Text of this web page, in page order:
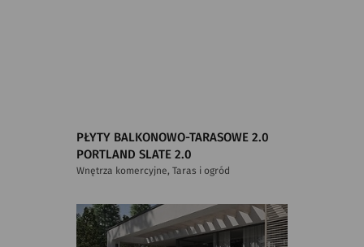
PŁYTY BALKONOWO-TARASOWE 2.0
PORTLAND SLATE 2.0
Wnętrza komercyjne, Taras i ogród